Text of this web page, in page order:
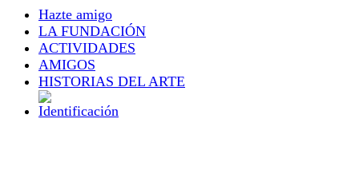
Hazte amigo
LA FUNDACIÓN
ACTIVIDADES
AMIGOS
HISTORIAS DEL ARTE